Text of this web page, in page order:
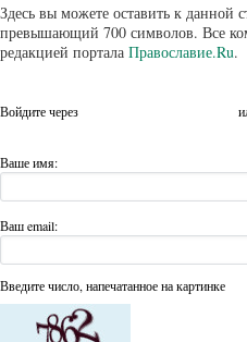
Здесь вы можете оставить к данной
превышающий 700 символов. Все
редакцией портала Православие.Ru.
Войдите через
Ваше имя:
Ваш email:
Введите число, напечатанное на картинке